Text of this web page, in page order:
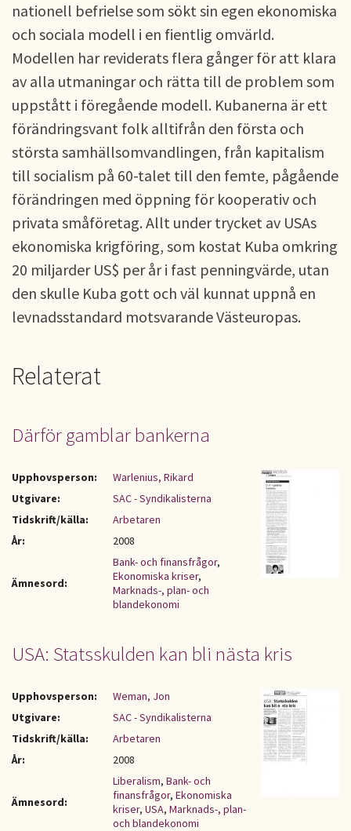
nationell befrielse som sökt sin egen ekonomiska
och sociala modell i en fientlig omvärld.
Modellen har reviderats flera gånger för att klara
av alla utmaningar och rätta till de problem som
uppstått i föregående modell. Kubanerna är ett
förändringsvant folk alltifrån den första och
största samhällsomvandlingen, från kapitalism
till socialism på 60-talet till den femte, pågående
förändringen med öppning för kooperativ och
privata småföretag. Allt under trycket av USAs
ekonomiska krigföring, som kostat Kuba omkring
20 miljarder US$ per år i fast penningvärde, utan
den skulle Kuba gott och väl kunnat uppnå en
levnadsstandard motsvarande Västeuropas.
Relaterat
Därför gamblar bankerna
Upphovsperson:
Warlenius, Rikard
Utgivare:
SAC - Syndikalisterna
Tidskrift/källa:
Arbetaren
År:
2008
Ämnesord:
Bank- och finansfrågor,
Ekonomiska kriser,
Marknads-, plan- och
blandekonomi
USA: Statsskulden kan bli nästa kris
Upphovsperson:
Weman, Jon
Utgivare:
SAC - Syndikalisterna
Tidskrift/källa:
Arbetaren
År:
2008
Ämnesord:
Liberalism, Bank- och
finansfrågor, Ekonomiska
kriser, USA, Marknads-, plan-
och blandekonomi